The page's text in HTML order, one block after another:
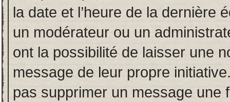
la date et l’heure de la dernière
un modérateur ou un
ont la possibilité de laisser une
message de leur propre
pas supprimer un message une